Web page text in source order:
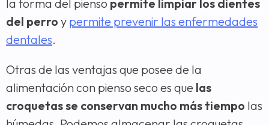
la forma del pienso permite limpiar los dientes
del perro y permite prevenir las enfermedades
dentales.
Otras de las ventajas que posee de la
alimentación con pienso seco es que las
croquetas se conservan mucho más tiempo las